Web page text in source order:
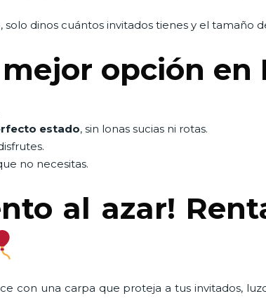
, solo dinos cuántos invitados tienes y el tamaño
opción en
estado, sin lonas sucias ni rotas.
no necesitas.
al azar!
con una carpa que proteja a tus invitados,